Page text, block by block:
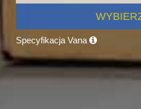
Specyfikacja Vana